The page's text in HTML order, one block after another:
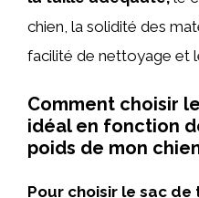
chien, la solidité des
facilité de nettoyage et
Comment choisir
idéal en fonction
poids de mon
Pour choisir le sac